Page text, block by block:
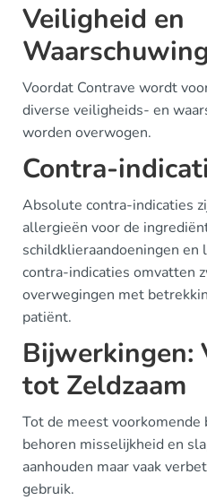
Veiligheid en
Voordat Contrave wordt
diverse veiligheids- en
worden overwogen.
Contra-
Absolute contra-indicaties
allergieën voor de
schildklieraandoeningen
contra-indicaties omvatten
overwegingen met
patiënt.
Bijwerkingen:
tot Zeldzaam
Tot de meest voorkomende
behoren misselijkheid en
aanhouden maar vaak
gebruik.